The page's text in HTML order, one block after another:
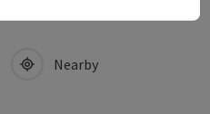
Nearby